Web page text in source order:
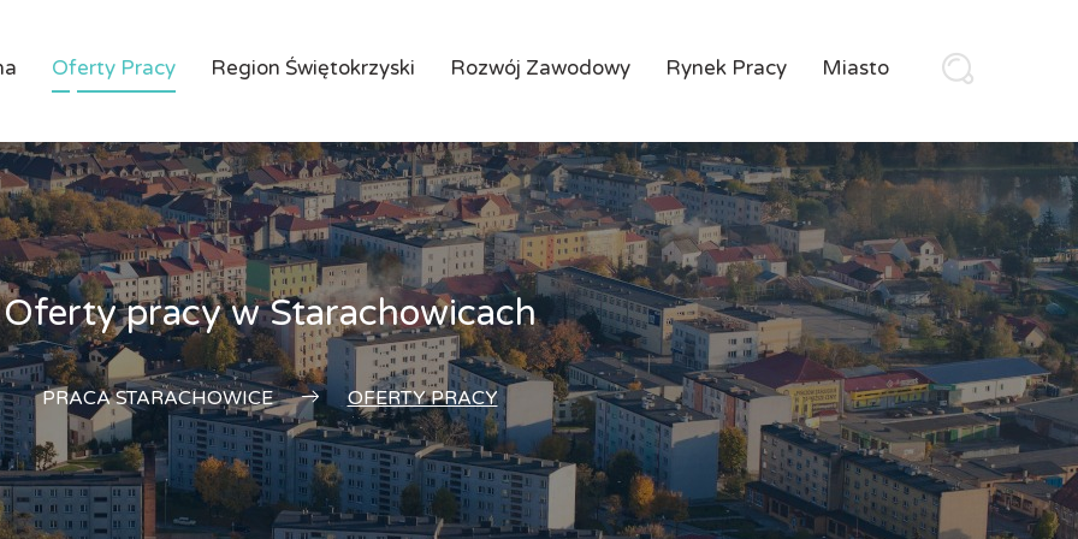
Oferty Pracy Region Świętokrzyski Rozwój Zawodowy Rynek Pracy Miasto
Oferty pracy w Starachowicach
PRACA STARACHOWICE OFERTY PRACY